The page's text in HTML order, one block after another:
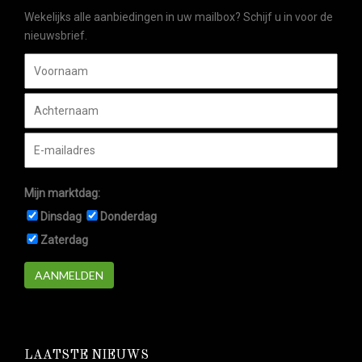
Wekelijks alle aanbiedingen in uw mailbox? Schijf u in voor de
nieuwsbrief.
Mijn marktdag:
Dinsdag
Donderdag
Zaterdag
AANMELDEN
LAATSTE NIEUWS